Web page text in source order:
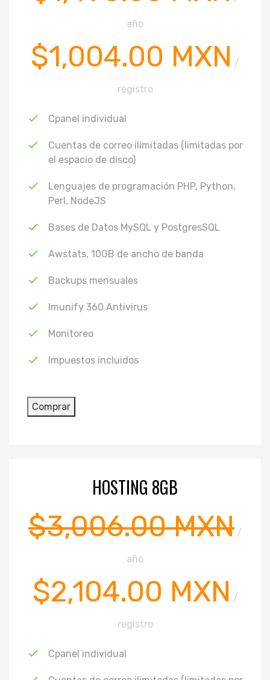
año
$1,004.00 MXN /
registro
Cpanel individual
Cuentas de correo ilimitadas (limitadas por
el espacio de disco)
Lenguajes de programación PHP, Python,
Perl, NodeJS
Bases de Datos MySQL y PostgresSQL
Awstats, 10GB de ancho de banda
Backups mensuales
Imunify 360 Antivirus
Monitoreo
Impuestos incluidos
HOSTING 8GB
$3,006.00 MXN /
año
$2,104.00 MXN /
registro
Cpanel individual